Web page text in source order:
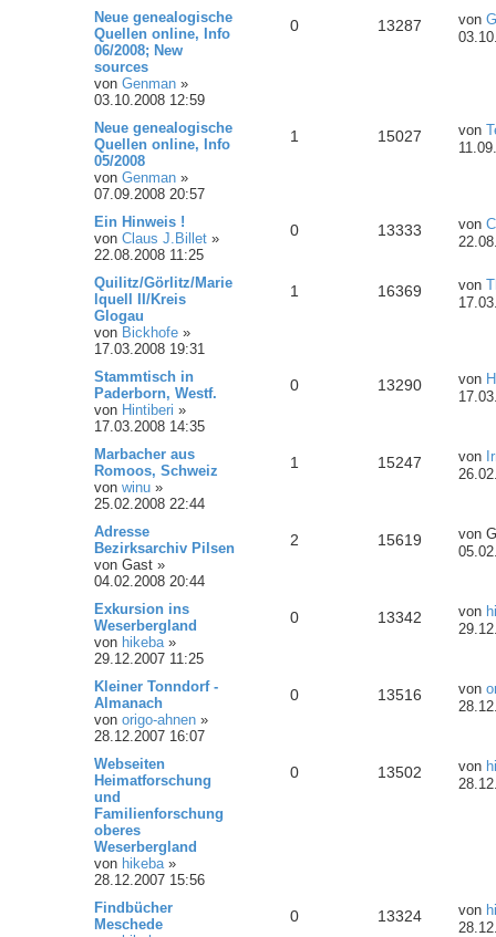
Neue genealogische
Quellen online, Info
06/2008; New
sources
von Genman »
03.10.2008 12:59
0 13287 von
Neue genealogische
Quellen online, Info
05/2008
von Genman »
07.09.2008 20:57
1 15027 von
Ein Hinweis !
von Claus J.Billet »
22.08.2008 11:25
0 13333 von
Quilitz/Görlitz/Marie
lquell II/Kreis
Glogau
von Bickhofe »
17.03.2008 19:31
1 16369 von
Stammtisch in
Paderborn, Westf.
von Hintiberi »
17.03.2008 14:35
0 13290 von
Marbacher aus
Romoos, Schweiz
von winu »
25.02.2008 22:44
1 15247 von
Adresse
Bezirksarchiv Pilsen
von Gast »
04.02.2008 20:44
2 15619 von
Exkursion ins
Weserbergland
von hikeba»
29.12.2007 11:25
0 13342 von
Kleiner Tonndorf -
Almanach
von origo-ahnen »
28.12.2007 16:07
0 13516 von
Webseiten
Heimatforschung
und
Familienforschung
oberes
Weserbergland
von hikeba»
28.12.2007 15:56
0 13502 von
Findbücher
Meschede
0 13324 von